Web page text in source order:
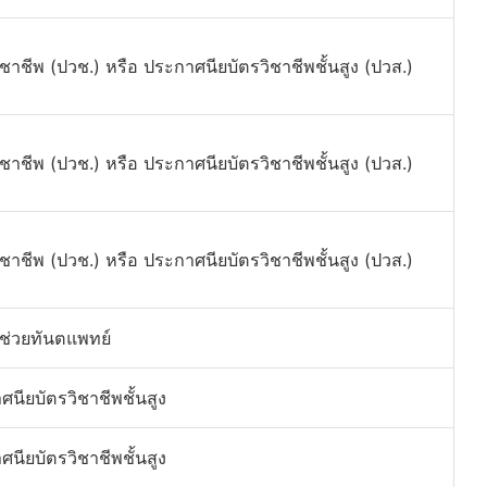
าชีพ (ปวช.) หรือ ประกาศนียบัตรวิชาชีพชั้นสูง (ปวส.)
าชีพ (ปวช.) หรือ ประกาศนียบัตรวิชาชีพชั้นสูง (ปวส.)
าชีพ (ปวช.) หรือ ประกาศนียบัตรวิชาชีพชั้นสูง (ปวส.)
วยทันตแพทย์
นียบัตรวิชาชีพชั้นสูง
นียบัตรวิชาชีพชั้นสูง